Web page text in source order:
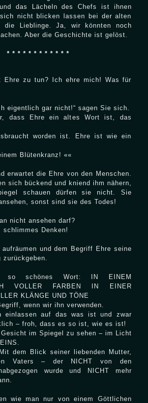
das Lächeln des Chefs ist ihnen
nicht blicken lassen bei der alten
die Lieblinge. Ja, wir könnten noch
Aber die Geschichte ist gelöst.
* * * * * * * * * * * *
Ehre zu tun? Ich ehre mich! Was für
eigentlich gar nicht!“ sagen Sie sich.
dass Ehre ein altes Wort ist, das
worden ist. Ehre ist wie ein
Blütenkranz! ««
erwartet die Ehre von den Menschen.
sich bückend und kniend ihm nähern,
schauen dürfen sie nicht. Sie
sonst sind sie des Todes!
nicht ansehen darf?
Denken!
und dem Begriff Ehre seine
zurückgeben.
schönes Wort: IN EINEM
VOLLER FARBEN IN EINER
KLÄNGE UND TÖNE
wenn wir ihn verwenden.
einlassen auf das was ist und zwar
– froh, dass es so ist, wie es ist!
im Spiegel zu sehen – im Licht
dem Blick seiner liebenden Mutter,
Vaters – der NICHT von den
wurde und NICHT mehr
wie man nur von einem Göttlichen